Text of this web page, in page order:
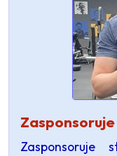
Zasponsoruje